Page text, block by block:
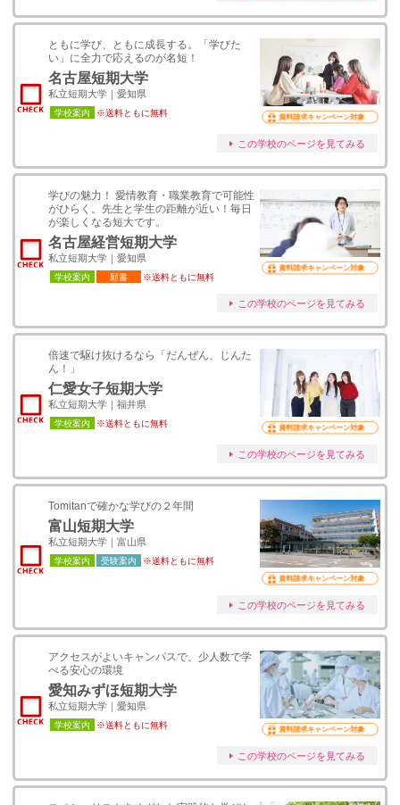
ともに学び、ともに成長する。「学びた
い」に全力で応えるのが名短！
名古屋短期大学
私立短期大学｜愛知県
学校案内 ※送料ともに無料 資料請求キャンペーン対象
この学校のページを見てみる
学びの魅力！ 愛情教育・職業教育で可能性
がひらく。先生と学生の距離が近い！毎日
が楽しくなる短大です。
名古屋経営短期大学
私立短期大学｜愛知県
学校案内 願書 ※送料ともに無料
資料請求キャンペーン対象
この学校のページを見てみる
倍速で駆け抜けるなら「だんぜん、じんた
ん！」
仁愛女子短期大学
私立短期大学｜福井県
学校案内 ※送料ともに無料 資料請求キャンペーン対象
この学校のページを見てみる
Tomitanで確かな学びの２年間
富山短期大学
私立短期大学｜富山県
学校案内 受験案内 ※送料ともに無料
資料請求キャンペーン対象
この学校のページを見てみる
アクセスがよいキャンパスで、少人数で学
べる安心の環境
愛知みずほ短期大学
私立短期大学｜愛知県
学校案内 ※送料ともに無料 資料請求キャンペーン対象
この学校のページを見てみる